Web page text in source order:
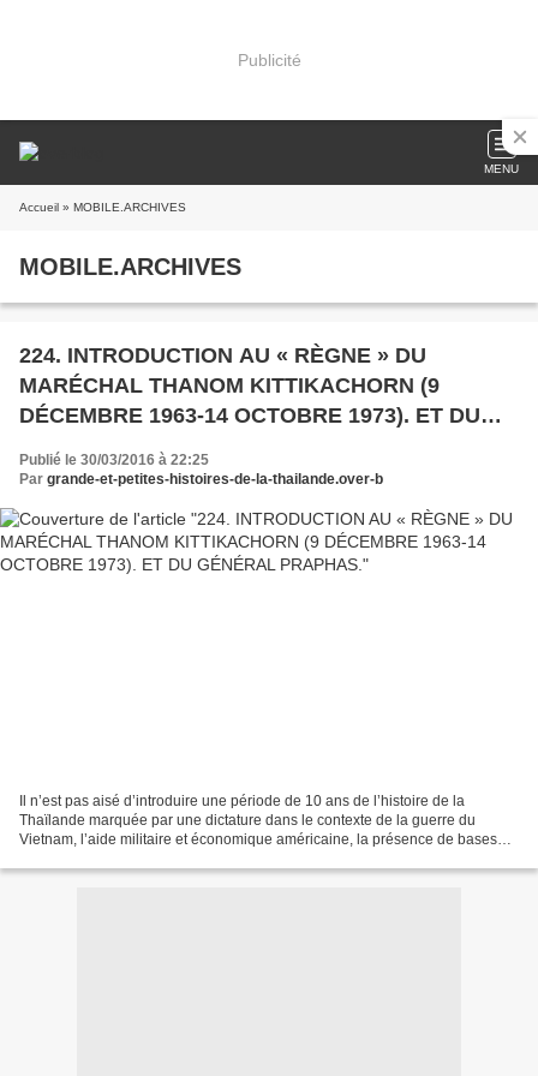
Publicité
MENU
Accueil » MOBILE.ARCHIVES
MOBILE.ARCHIVES
224. INTRODUCTION AU « RÈGNE » DU
MARÉCHAL THANOM KITTIKACHORN (9
DÉCEMBRE 1963-14 OCTOBRE 1973). ET DU
GÉNÉRAL PRAPHAS.
Publié le 30/03/2016 à 22:25
Par grande-et-petites-histoires-de-la-thailande.over-b
Il n’est pas aisé d’introduire une période de 10 ans de l’histoire de la
Thaïlande marquée par une dictature dans le contexte de la guerre du
Vietnam, l’aide militaire et économique américaine, la présence de bases